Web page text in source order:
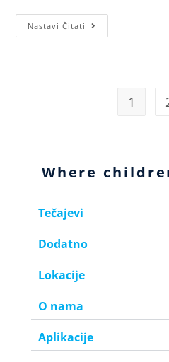
Nastavi Čitati
1
Where
Tečajevi
Dodatno
Lokacije
O nama
Aplikacije